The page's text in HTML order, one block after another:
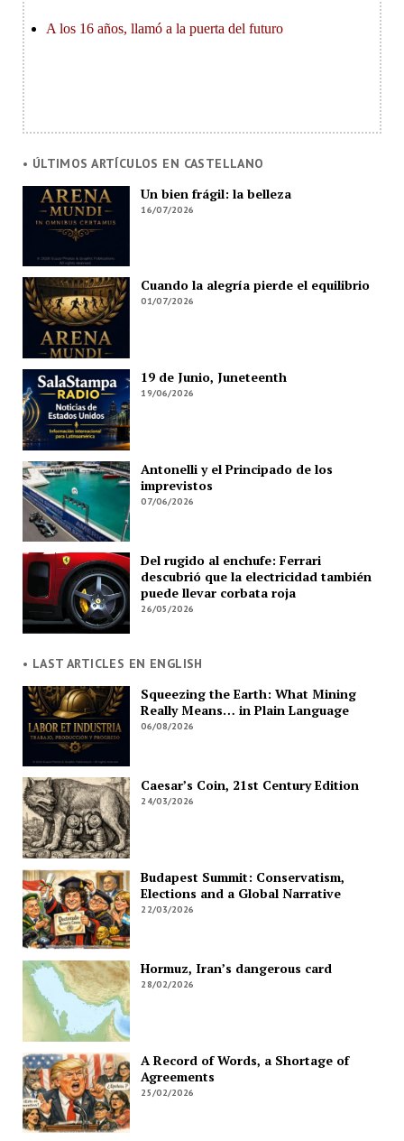
• ÚLTIMOS ARTÍCULOS EN CASTELLANO
Un bien frágil: la belleza
16/07/2026
Cuando la alegría pierde el equilibrio
01/07/2026
19 de Junio, Juneteenth
19/06/2026
Antonelli y el Principado de los
imprevistos
07/06/2026
Del rugido al enchufe: Ferrari
descubrió que la electricidad también
puede llevar corbata roja
26/05/2026
• LAST ARTICLES EN ENGLISH
Squeezing the Earth: What Mining
Really Means… in Plain Language
06/08/2026
Caesar’s Coin, 21st Century Edition
24/03/2026
Budapest Summit: Conservatism,
Elections and a Global Narrative
22/03/2026
Hormuz, Iran’s dangerous card
28/02/2026
A Record of Words, a Shortage of
Agreements
25/02/2026